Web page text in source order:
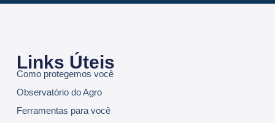
Links Úteis
Como protegemos você
Observatório do Agro
Ferramentas para você